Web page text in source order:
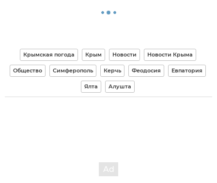
Крымская погода Крым Новости Новости Крыма
Общество Симферополь Керчь Феодосия Евпатория
Ялта Алушта